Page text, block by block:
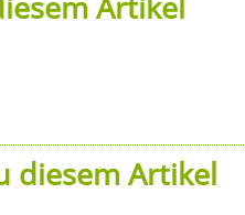
diesem Artikel